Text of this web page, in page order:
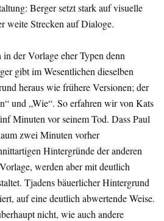
Berger setzt stark auf visuelle
weite Strecken auf Dialoge.
der Vorlage eher Typen denn
gibt im Wesentlichen dieselben
heraus wie frühere Versionen; der
und „Wie“. So erfahren wir von Kats
Minuten vor seinem Tod. Dass Paul
zwei Minuten vorher
Hintergründe der anderen
werden aber mit deutlich
Tjadens bäuerlicher Hintergrund
auf eine deutlich abwertende Weise.
nicht, wie auch andere